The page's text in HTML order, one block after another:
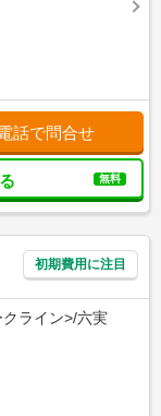
話で問合せ
無料
初期費用に注目
ライン>/六実